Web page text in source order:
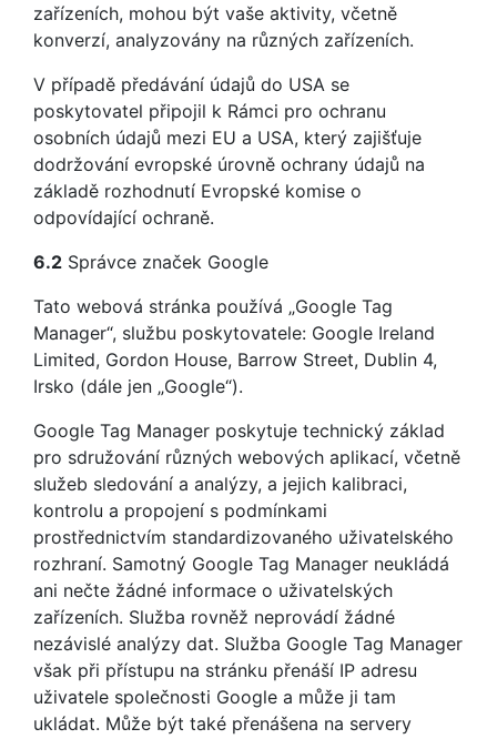
zařízeních, mohou být vaše aktivity, včetně
konverzí, analyzovány na různých zařízeních.
V případě předávání údajů do USA se
poskytovatel připojil k Rámci pro ochranu
osobních údajů mezi EU a USA, který zajišťuje
dodržování evropské úrovně ochrany údajů na
základě rozhodnutí Evropské komise o
odpovídající ochraně.
6.2 Správce značek Google
Tato webová stránka používá „Google Tag
Manager“, službu poskytovatele: Google Ireland
Limited, Gordon House, Barrow Street, Dublin 4,
Irsko (dále jen „Google“).
Google Tag Manager poskytuje technický základ
pro sdružování různých webových aplikací, včetně
služeb sledování a analýzy, a jejich kalibraci,
kontrolu a propojení s podmínkami
prostřednictvím standardizovaného uživatelského
rozhraní. Samotný Google Tag Manager neukládá
ani nečte žádné informace o uživatelských
zařízeních. Služba rovněž neprovádí žádné
nezávislé analýzy dat. Služba Google Tag Manager
však při přístupu na stránku přenáší IP adresu
uživatele společnosti Google a může ji tam
ukládat. Může být také přenášena na servery